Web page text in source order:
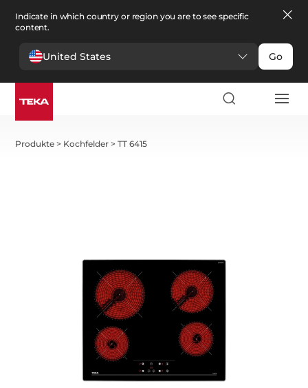
Indicate in which country or region you are to see specific
content.
United States Go
Produkte > Kochfelder >TT 6415